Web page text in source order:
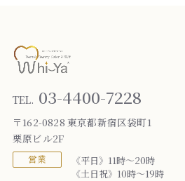
TEL. 03-4400-7228
〒162-0828 東京都新宿区袋町1
栗原ビル2F
営業
《平日》11時～20時
《土日祝》10時～19時